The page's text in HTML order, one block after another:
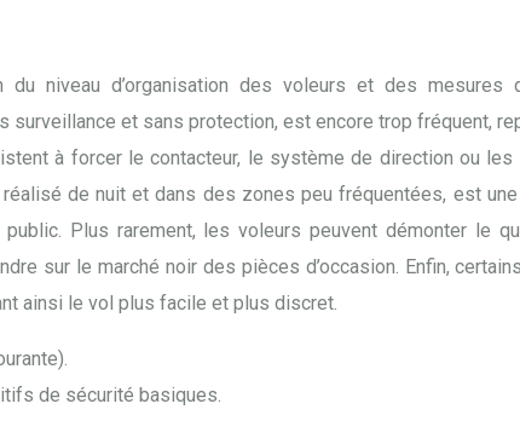
niveau d’organisation des voleurs et des
et sans protection, est encore trop fréquent,
à forcer le contacteur, le système de direction ou
de nuit et dans des zones peu fréquentées, est
Plus rarement, les voleurs peuvent démonter le
sur le marché noir des pièces d’occasion. Enfin,
ainsi le vol plus facile et plus discret.
de sécurité basiques.